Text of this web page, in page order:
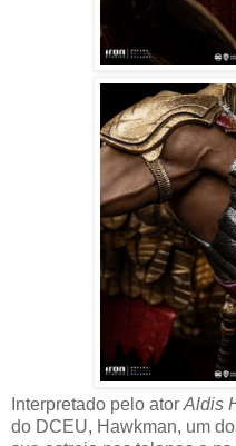
Interpretado pelo ator Aldis
do DCEU, Hawkman, um